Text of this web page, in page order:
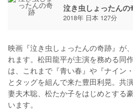
泣き虫しょったんの
2018年 日本 127分
映画『泣き虫しょったんの奇跡』が
れます。松田龍平が主演を務める同
は、これまで『青い春』や『ナイン
とタッグを組んで来た豊田利晃。共
妻夫木聡、松たか子をはじめとする
います。